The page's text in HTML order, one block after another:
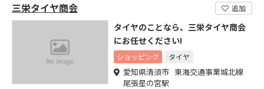
三栄タイヤ商会 追加
タイヤのことなら、三栄タイヤ商会
にお任せください!
ショッピング タイヤ
愛知県清須市 東海交通事業城北線
尾張星の宮駅